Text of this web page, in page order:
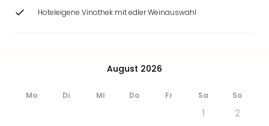
Hoteleigene Vinothek mit edler Weinauswahl
August 2026
Mo Di Mi Do Fr Sa So
1
2